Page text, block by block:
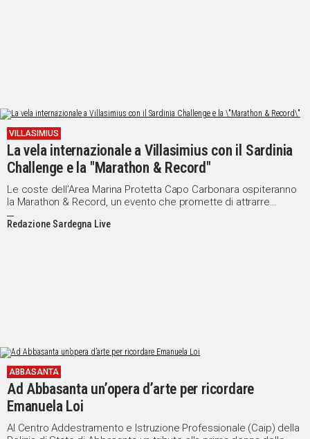
VILLASIMIUS
La vela internazionale a Villasimius con il Sardinia
Challenge e la "Marathon & Record"
Le coste dell'Area Marina Protetta Capo Carbonara ospiteranno
la Marathon & Record, un evento che promette di attrarre
specialisti delle discipline veliche da tutto il mondo
Redazione Sardegna Live
ABBASANTA
Ad Abbasanta un’opera d’arte per ricordare
Emanuela Loi
Al Centro Addestramento e Istruzione Professionale (Caip) della